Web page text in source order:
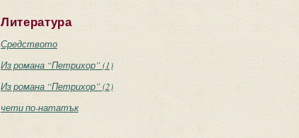
Литература
Средството
Из романа “Петрихор” (1)
Из романа “Петрихор” (2)
чети по-нататък